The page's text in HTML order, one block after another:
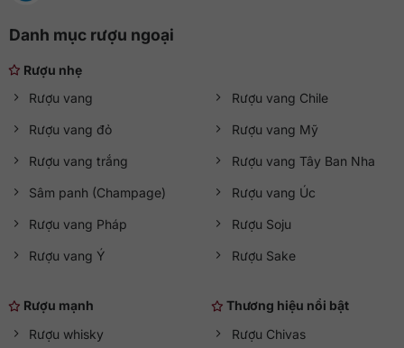
Danh mục rượu ngoại
Rượu nhẹ
Rượu vang
Rượu vang đỏ
Rượu vang trắng
Sâm panh (Champage)
Rượu vang Pháp
Rượu vang Ý
Rượu vang Chile
Rượu vang Mỹ
Rượu vang Tây Ban Nha
Rượu vang Úc
Rượu Soju
Rượu Sake
Rượu mạnh
Rượu whisky
Thương hiệu nổi bật
Rượu Chivas